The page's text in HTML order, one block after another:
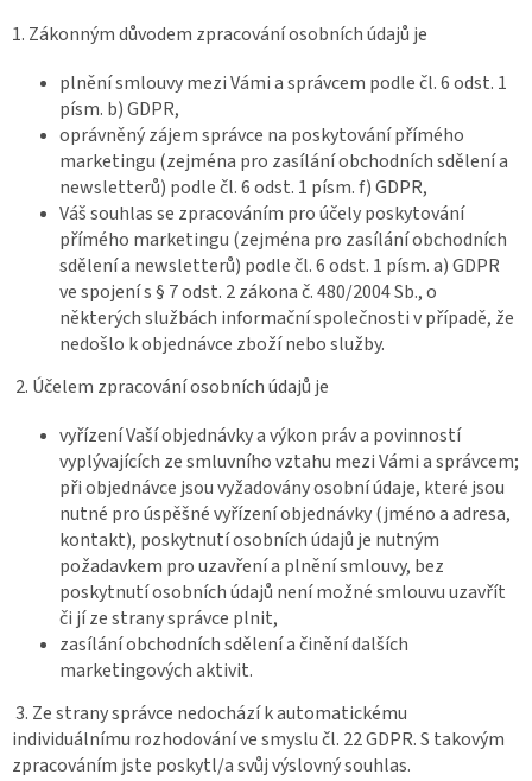
1. Zákonným důvodem zpracování osobních údajů je
plnění smlouvy mezi Vámi a správcem podle čl. 6 odst. 1
písm. b) GDPR,
oprávněný zájem správce na poskytování přímého
marketingu (zejména pro zasílání obchodních sdělení a
newsletterů) podle čl. 6 odst. 1 písm. f) GDPR,
Váš souhlas se zpracováním pro účely poskytování
přímého marketingu (zejména pro zasílání obchodních
sdělení a newsletterů) podle čl. 6 odst. 1 písm. a) GDPR
ve spojení s § 7 odst. 2 zákona č. 480/2004 Sb., o
některých službách informační společnosti v případě, že
nedošlo k objednávce zboží nebo služby.
2. Účelem zpracování osobních údajů je
vyřízení Vaší objednávky a výkon práv a povinností
vyplývajících ze smluvního vztahu mezi Vámi a správcem;
při objednávce jsou vyžadovány osobní údaje, které jsou
nutné pro úspěšné vyřízení objednávky (jméno a adresa,
kontakt), poskytnutí osobních údajů je nutným
požadavkem pro uzavření a plnění smlouvy, bez
poskytnutí osobních údajů není možné smlouvu uzavřít
či jí ze strany správce plnit,
zasílání obchodních sdělení a činění dalších
marketingových aktivit.
3. Ze strany správce nedochází k automatickému
individuálnímu rozhodování ve smyslu čl. 22 GDPR. S takovým
zpracováním jste poskytl/a svůj výslovný souhlas.